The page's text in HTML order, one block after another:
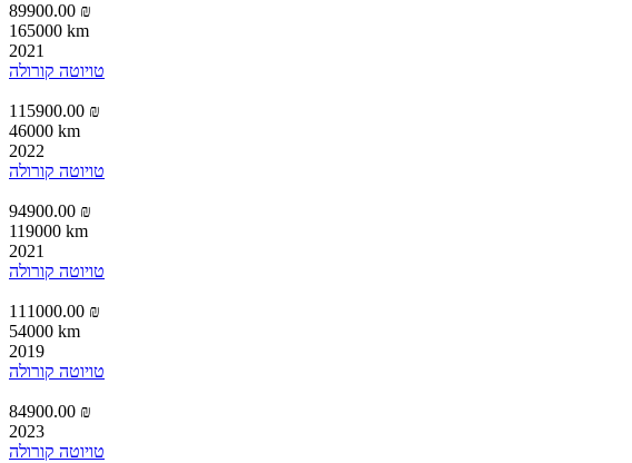
89900.00 ₪
165000 km
2021
טויוטה קורולה
115900.00 ₪
46000 km
2022
טויוטה קורולה
94900.00 ₪
119000 km
2021
טויוטה קורולה
111000.00 ₪
54000 km
2019
טויוטה קורולה
84900.00 ₪
2023
טויוטה קורולה